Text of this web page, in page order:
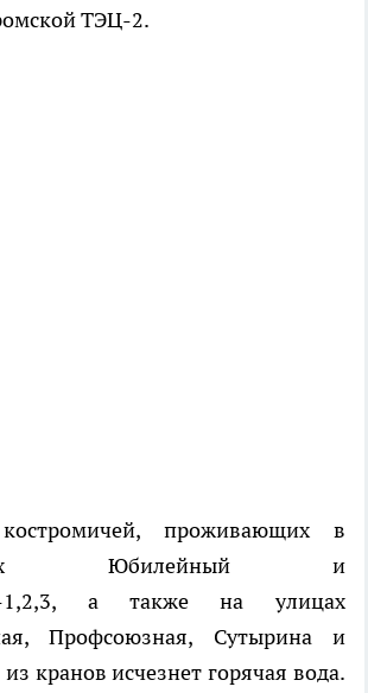
ТЭЦ-2.
проживающих в
Юбилейный и
1,2,3, а также на улицах
Профсоюзная, Сутырина и
кранов исчезнет горячая вода.